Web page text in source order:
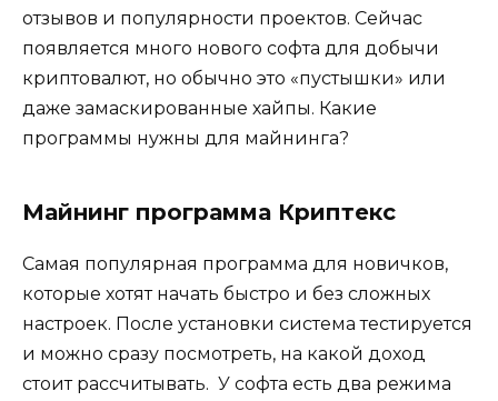
отзывов и популярности проектов. Сейчас
появляется много нового софта для добычи
криптовалют, но обычно это «пустышки» или
даже замаскированные хайпы. Какие
программы нужны для майнинга?
Майнинг программа Криптекс
Самая популярная программа для новичков,
которые хотят начать быстро и без сложных
настроек. После установки система тестируется
и можно сразу посмотреть, на какой доход
стоит рассчитывать. У софта есть два режима